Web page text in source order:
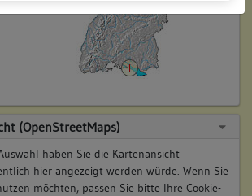
(OpenStreetMaps)
haben Sie die Kartenansicht
hier angezeigt werden würde. Wenn Sie
möchten, passen Sie bitte Ihre Cookie-